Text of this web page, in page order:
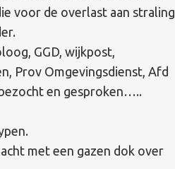
voor de overlast aan straling
GGD, wijkpost,
Prov Omgevingsdienst, Afd
en gesproken…..
met een gazen dok over